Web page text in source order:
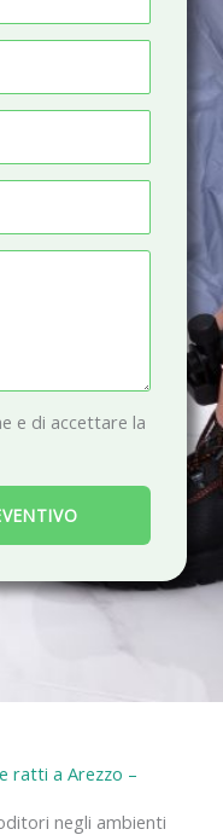
e di accettare la
ratti a Arezzo –
negli ambienti